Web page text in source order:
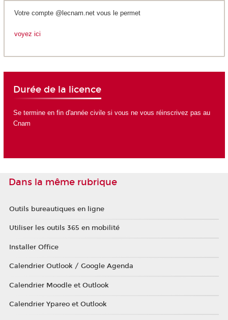
Votre compte @lecnam.net vous le permet
voyez ici
Durée de la licence
Se termine en fin d'année civile si vous ne vous réinscrivez pas au
Cnam
Dans la même rubrique
Outils bureautiques en ligne
Utiliser les outils 365 en mobilité
Installer Office
Calendrier Outlook / Google Agenda
Calendrier Moodle et Outlook
Calendrier Ypareo et Outlook